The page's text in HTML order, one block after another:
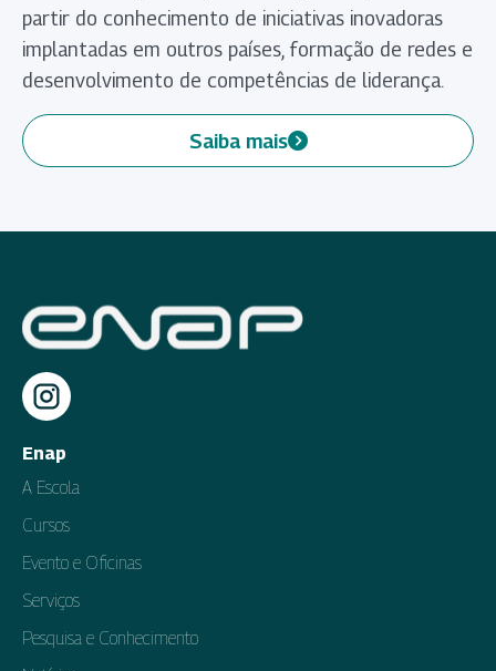
partir do conhecimento de iniciativas inovadoras
implantadas em outros países, formação de redes e
desenvolvimento de competências de liderança.
Saiba mais
(abre em nova aba)
Enap
A Escola
Cursos
Evento e Oficinas
Serviços
Pesquisa e Conhecimento